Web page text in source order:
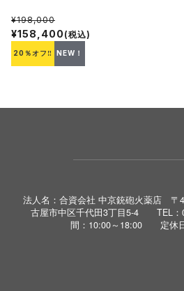
¥198,000
¥158,400 (税込)
20％オフ‼ NEW！
法人名：合資会社 中京銃砲火薬店 〒
古屋市中区千代田3丁目5-4 TEL
間：10:00～18:00 定休